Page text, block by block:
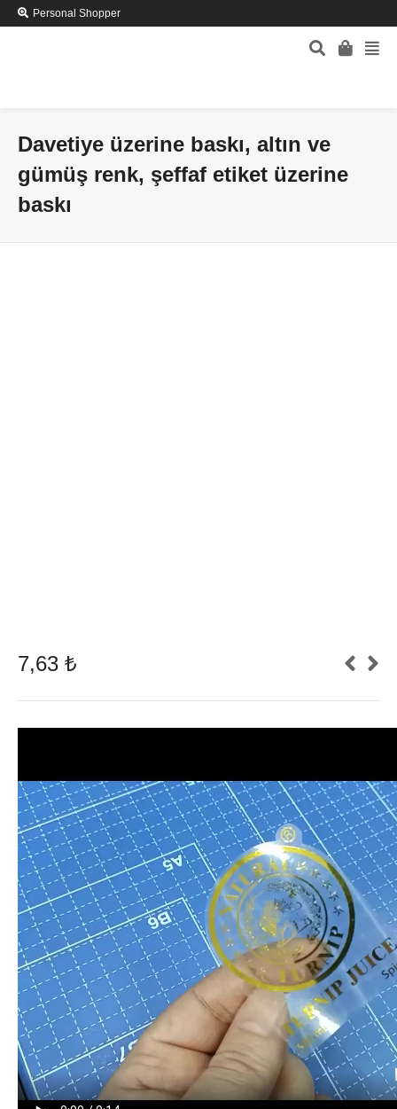
Personal Shopper
Davetiye üzerine baskı, altın ve
gümüş renk, şeffaf etiket üzerine
baskı
7,63 ₺